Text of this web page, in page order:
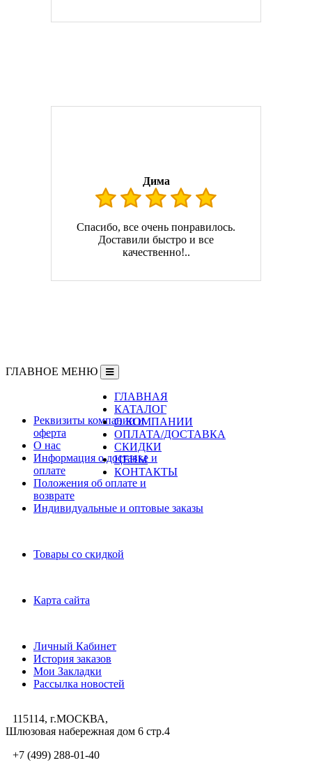
Дима
Спасибо, все очень понравилось.
Доставили быстро и все
качественно!..
ГЛАВНОЕ МЕНЮ
ГЛАВНАЯ
КАТАЛОГ
О КОМПАНИИ
ОПЛАТА/ДОСТАВКА
СКИДКИ
ЦЕНЫ
КОНТАКТЫ
Реквизиты компании и
оферта
О нас
Информация о доставке и
оплате
Положения об оплате и
возврате
Индивидуальные и оптовые заказы
Товары со скидкой
Карта сайта
Личный Кабинет
История заказов
Мои Закладки
Рассылка новостей
115114, г.МОСКВА,
Шлюзовая набережная дом 6 стр.4
+7 (499) 288-01-40